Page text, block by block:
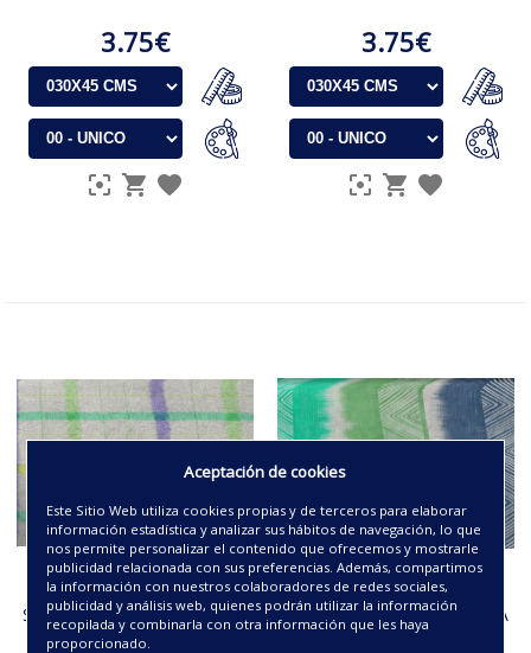
3.75€ 3.75€
SALVAMANTEL MICROFIBRA
TRICIA
SALVAMANTEL MICROFIBRA
CASSANI
Aceptación de cookies
Este Sitio Web utiliza cookies propias y de terceros para elaborar
información estadística y analizar sus hábitos de navegación, lo que
nos permite personalizar el contenido que ofrecemos y mostrarle
publicidad relacionada con sus preferencias. Además, compartimos
la información con nuestros colaboradores de redes sociales,
publicidad y análisis web, quienes podrán utilizar la información
recopilada y combinarla con otra información que les haya
proporcionado.